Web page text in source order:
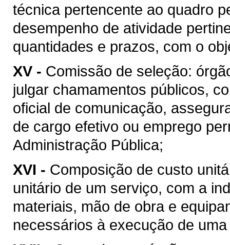
técnica pertencente ao quadro
desempenho de atividade
quantidades e prazos, com o
XV - Comissão de seleção:
julgar chamamentos públicos,
oficial de comunicação,
de cargo efetivo ou emprego
Administração Pública;
XVI - Composição de custo
unitário de um serviço, com a
materiais, mão de obra e
necessários à execução de